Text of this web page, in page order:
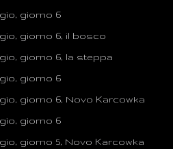
giorno 6
giorno 6, il bosco
giorno 6, la steppa
giorno 6
giorno 6, Novo Karcowka
giorno 6
giorno 5, Novo Karcowka